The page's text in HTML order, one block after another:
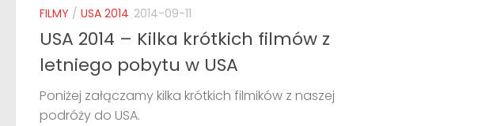
FILMY / USA 2014 2014-09-11
USA 2014 – Kilka krótkich filmów z
letniego pobytu w USA
Poniżej załączamy kilka krótkich filmików z naszej
podróży do USA.